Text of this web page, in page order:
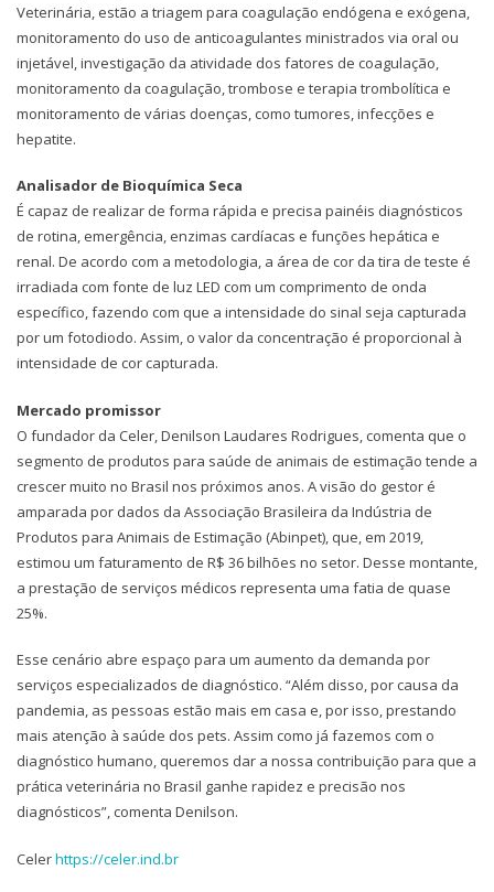
Veterinária, estão a triagem para coagulação endógena e exógena,
monitoramento do uso de anticoagulantes ministrados via oral ou
injetável, investigação da atividade dos fatores de coagulação,
monitoramento da coagulação, trombose e terapia trombolítica e
monitoramento de várias doenças, como tumores, infecções e
hepatite.
Analisador de Bioquímica Seca
É capaz de realizar de forma rápida e precisa painéis diagnósticos
de rotina, emergência, enzimas cardíacas e funções hepática e
renal. De acordo com a metodologia, a área de cor da tira de teste é
irradiada com fonte de luz LED com um comprimento de onda
específico, fazendo com que a intensidade do sinal seja capturada
por um fotodiodo. Assim, o valor da concentração é proporcional à
intensidade de cor capturada.
Mercado promissor
O fundador da Celer, Denilson Laudares Rodrigues, comenta que o
segmento de produtos para saúde de animais de estimação tende a
crescer muito no Brasil nos próximos anos. A visão do gestor é
amparada por dados da Associação Brasileira da Indústria de
Produtos para Animais de Estimação (Abinpet), que, em 2019,
estimou um faturamento de R$ 36 bilhões no setor. Desse montante,
a prestação de serviços médicos representa uma fatia de quase
25%.
Esse cenário abre espaço para um aumento da demanda por
serviços especializados de diagnóstico. “Além disso, por causa da
pandemia, as pessoas estão mais em casa e, por isso, prestando
mais atenção à saúde dos pets. Assim como já fazemos com o
diagnóstico humano, queremos dar a nossa contribuição para que a
prática veterinária no Brasil ganhe rapidez e precisão nos
diagnósticos”, comenta Denilson.
Celerhttps://celer.ind.br